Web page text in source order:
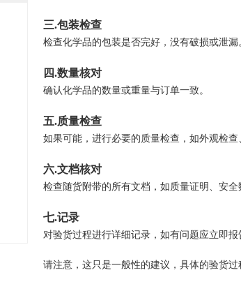
三.包装检查
检查化学品的包装是否完好，没有破损或泄
四.数量核对
确认化学品的数量或重量与订单一致。
五.质量检查
如果可能，进行必要的质量检查，如外观检查
六.文档核对
检查随货附带的所有文档，如质量证明、安全
七.记录
对验货过程进行详细记录，如有问题应立即报
请注意，这只是一般性的建议，具体的验货